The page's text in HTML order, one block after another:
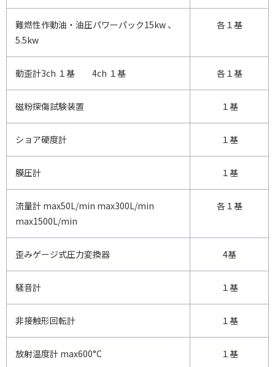
難燃性作動油・油圧パワーパック15kw 、
5.5kw
各１基
動歪計3ch １基 4ch １基 各１基
磁粉探傷試験装置 １基
ショア硬度計 １基
膜圧計 １基
流量計 max50L/min max300L/min
max1500L/min
各１基
歪みゲージ式圧力変換器 4基
騒音計 １基
非接触形回転計 １基
放射温度計 max600°C １基